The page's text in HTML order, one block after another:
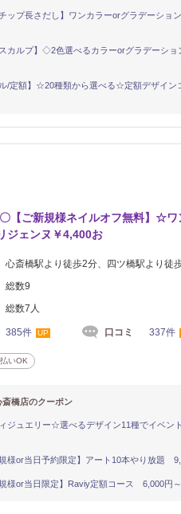
ップ長さだし】ワンカラーorグラデーショ
カルプ】◇2色選べるカラーorグラデーシ
ル/定額】☆20種類から選べる☆定額デザイ
【ご新規様ネイルオフ無料】☆
ジェンヌ￥4,400お
心斎橋駅より徒歩2分、四ツ橋駅より徒
総数9
総数7人
385件 UP 口コミ 337件
いOK
橋店のクーポン
ジュエリー☆選べるデザイン11種でイベン
規様or当日予約限定】アート10本やり放題
規様or当日限定】Raviy定額コース 6,000円